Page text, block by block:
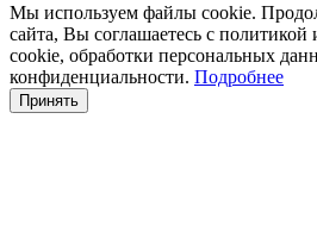
Мы используем файлы cookie.
сайта, Вы соглашаетесь с политикой
cookie, обработки персональных
конфиденциальности. Подробнее
Принять